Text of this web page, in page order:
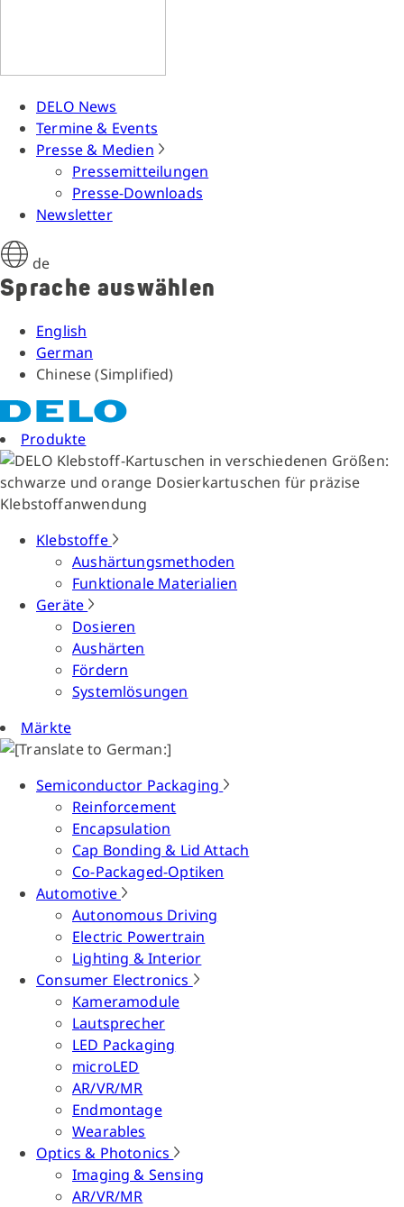
DELO News
Termine & Events
Presse & Medien
Pressemitteilungen
Presse-Downloads
Newsletter
de
Sprache auswählen
English
German
Chinese (Simplified)
Produkte
Klebstoffe
Aushärtungsmethoden
Funktionale Materialien
Geräte
Dosieren
Aushärten
Fördern
Systemlösungen
Märkte
Semiconductor Packaging
Reinforcement
Encapsulation
Cap Bonding & Lid Attach
Co-Packaged-Optiken
Automotive
Autonomous Driving
Electric Powertrain
Lighting & Interior
Consumer Electronics
Kameramodule
Lautsprecher
LED Packaging
microLED
AR/VR/MR
Endmontage
Wearables
Optics & Photonics
Imaging & Sensing
AR/VR/MR